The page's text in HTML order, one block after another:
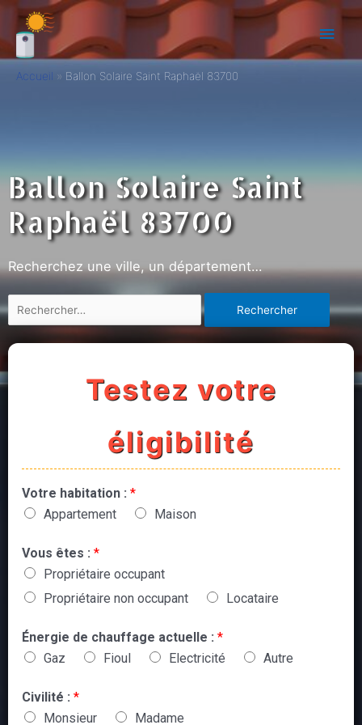
Accueil Ballon Solaire Saint Raphaël 83700
Ballon Solaire Saint
Raphaël 83700
Recherchez une ville, un département…
Testez votre
éligibilité
Votre habitation : *
Appartement
Maison
Vous êtes : *
Propriétaire occupant
Propriétaire non occupant
Locataire
Énergie de chauffage actuelle : *
Gaz
Fioul Electricité Autre
Civilité : *
Monsieur
Madame